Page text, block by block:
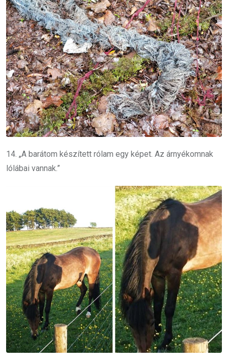
14. „A barátom készített rólam egy képet. Az árnyékomnak
lólábai vannak.”